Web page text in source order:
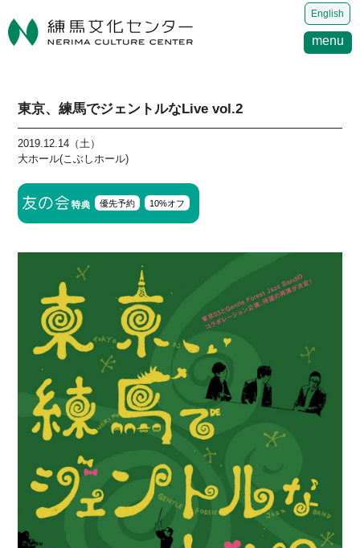
English
menu
東京、練馬でジェントルなLive vol.2
2019.12.14（土）
大ホール(こぶしホール)
優先予約 10%オフ